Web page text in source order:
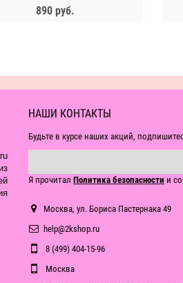
3 690 руб.
890 руб.
НАШИ КОНТАКТЫ
Будьте в курсе наших акций,
Я прочитал Политика безопасности и
Москва, ул. Бориса Пастернака 49
help@2kshop.ru
8 (499) 404-15-96
Москва